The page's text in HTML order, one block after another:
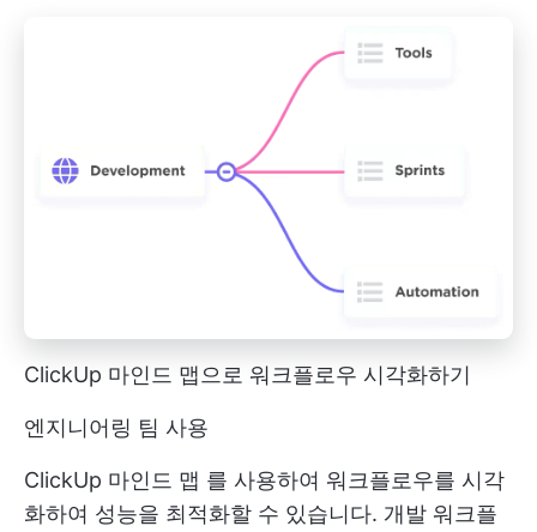
ClickUp 마인드 맵으로 워크플로우 시각화하기
엔지니어링 팀 사용
ClickUp 마인드 맵 를 사용하여 워크플로우를 시각
화하여 성능을 최적화할 수 있습니다. 개발 워크플